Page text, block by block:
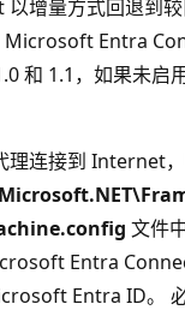
增量方式回退到
Microsoft Entra
和 1.1，如果未启
理连接到 Internet
文件
Entra
Entra ID。